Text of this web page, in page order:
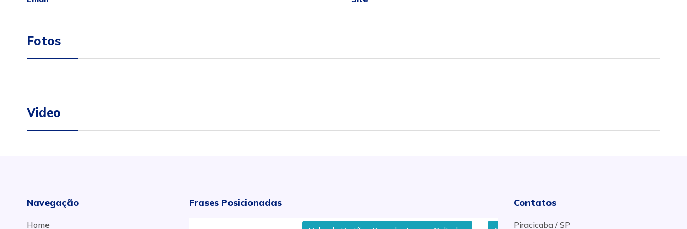
Fotos
Video
Navegação
Home
Frases Posicionadas Contatos
Piracicaba / SP